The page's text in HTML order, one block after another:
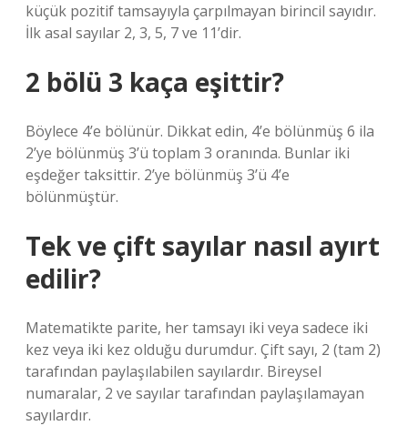
küçük pozitif tamsayıyla çarpılmayan birincil sayıdır.
İlk asal sayılar 2, 3, 5, 7 ve 11’dir.
2 bölü 3 kaça eşittir?
Böylece 4’e bölünür. Dikkat edin, 4’e bölünmüş 6 ila
2’ye bölünmüş 3’ü toplam 3 oranında. Bunlar iki
eşdeğer taksittir. 2’ye bölünmüş 3’ü 4’e
bölünmüştür.
Tek ve çift sayılar nasıl ayırt
edilir?
Matematikte parite, her tamsayı iki veya sadece iki
kez veya iki kez olduğu durumdur. Çift sayı, 2 (tam 2)
tarafından paylaşılabilen sayılardır. Bireysel
numaralar, 2 ve sayılar tarafından paylaşılamayan
sayılardır.